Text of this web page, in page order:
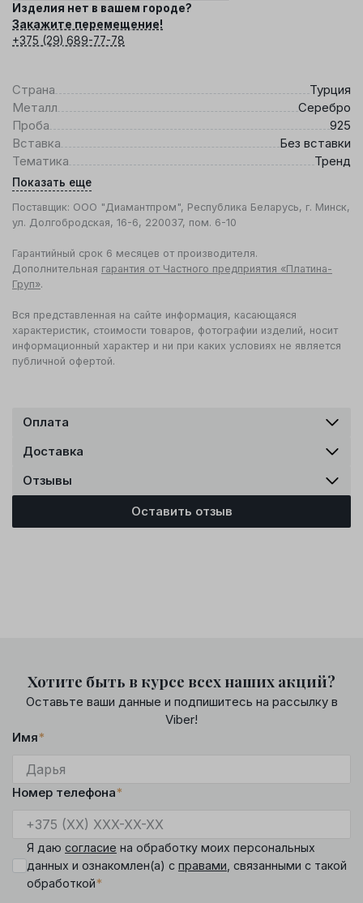
Изделия нет в вашем городе?
Закажите перемещение!
+375 (29) 689-77-78
Страна
Турция
Металл
Серебро
Проба
925
Вставка
Без вставки
Тематика
Тренд
Показать еще
Поставщик: ООО "Диамантпром", Республика Беларусь, г. Минск,
ул. Долгобродская, 16-6, 220037, пом. 6-10
Гарантийный срок 6 месяцев от производителя.
Дополнительная гарантия от Частного предприятия «Платина-
Груп».
Вся представленная на сайте информация, касающаяся
характеристик, стоимости товаров, фотографии изделий, носит
информационный характер и ни при каких условиях не является
публичной офертой.
Оплата
Доставка
Отзывы
Оставить отзыв
Хотите быть в курсе всех наших акций?
Оставьте ваши данные и подпишитесь на рассылку в
Viber!
Имя*
Номер телефона*
Я даю согласие на обработку моих персональных
данных и ознакомлен(а) с правами , связанными с такой
обработкой*